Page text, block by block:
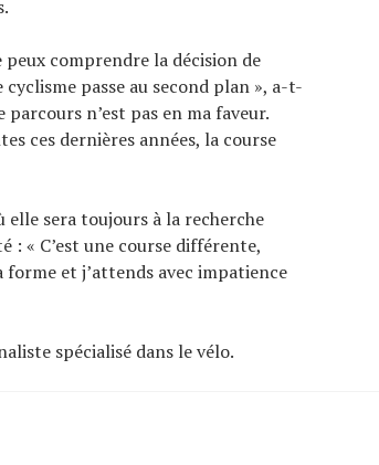
peux comprendre la décision de
passe au second plan », a-t-
n’est pas en ma faveur.
ces dernières années, la course
elle sera toujours à la recherche
: « C’est une course différente,
et j’attends avec impatience
spécialisé dans le vélo.